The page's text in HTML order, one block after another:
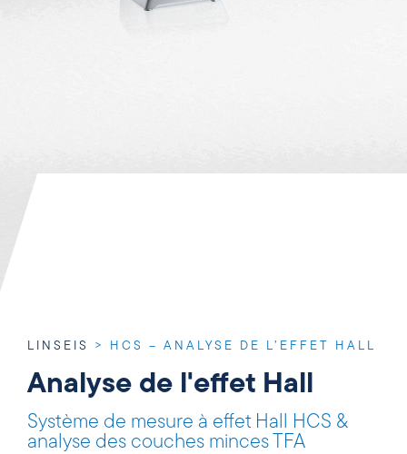
LINSEIS > HCS – ANALYSE DE L’EFFET HALL
Analyse de l'effet Hall
Système de mesure à effet Hall HCS &
analyse des couches minces TFA